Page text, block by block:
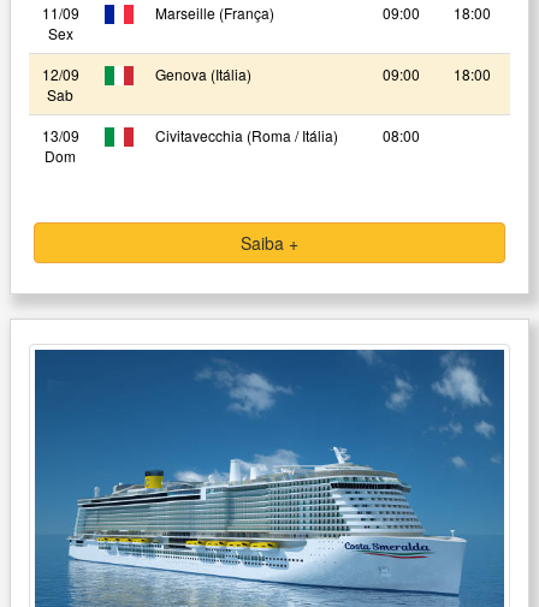
11/09
Sex
Marseille (França) 09:00 18:00
12/09
Sab
Genova (Itália) 09:00 18:00
13/09
Dom
Civitavecchia (Roma / Itália) 08:00
Saiba +